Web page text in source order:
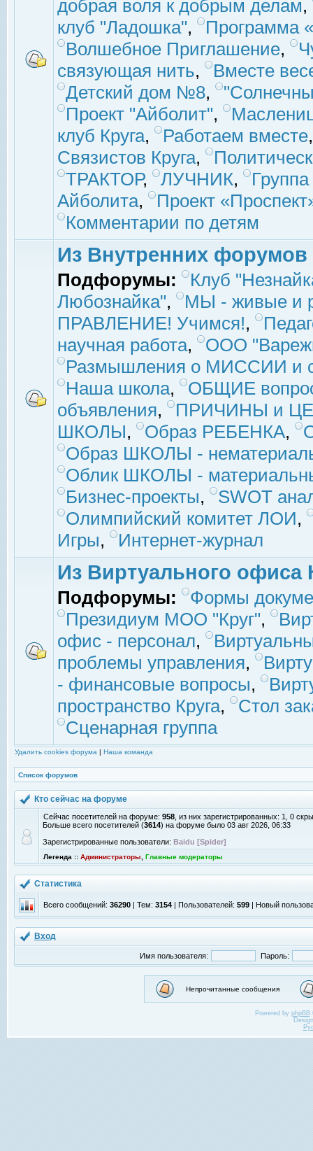
добрая воля к добрым делам,
клуб "Ладошка",
Программа
Волшебное Приглашение,
связующая нить,
Вместе
Детский дом №8,
Проект "Айболит",
клуб Круга, Работаем вместе
Связистов Круга,
ТРАКТОР, ЛУЧНИК,
Айболита,
Проект
Комментарии по детям
Из Внутренних форумов
Подфорумы:
Клуб
Любознайка",
МЫ - живые и
ПРАВЛЕНИЕ! Учимся!,
научная работа,
ООО
Размышления о МИССИИ и
Наша школа,
ОБЩИЕ
объявления,
ПРИЧИНЫ и
ШКОЛЫ, Образ РЕБЕНКА,
Образ ШКОЛЫ -
Облик ШКОЛЫ -
Бизнес-проекты,
SWOT
Олимпийский комитет ЛОИ,
Игры, Интернет-журнал
Из Виртуального офиса
Подфорумы:
Формы
Президиум МОО "Круг",
офис - персонал,
проблемы управления,
- финансовые вопросы,
пространство Круга,
Стол
Сценарная группа
Удалить cookies форума | Наша команда
Список форумов
Кто сейчас на форуме
Сейчас посетителей на форуме: 958 , из них зарегистрированных: 1, 0
Больше всего посетителей (3614) на форуме было 03 авг 2026, 06:33
Зарегистрированные пользователи: Baidu [Spider]
Легенда :: Администраторы Главные модераторы
Статистика
Всего сообщений: 36290 | Тем: 3154 | Пользователей: 599 | Новый
Вход
Имя пользователя: Пароль:
Непрочитанные сообщения
Powered by phpBB